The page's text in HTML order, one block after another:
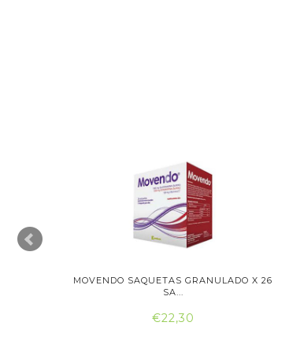
MOVENDO SAQUETAS GRANULADO X 26
SA...
€22,30